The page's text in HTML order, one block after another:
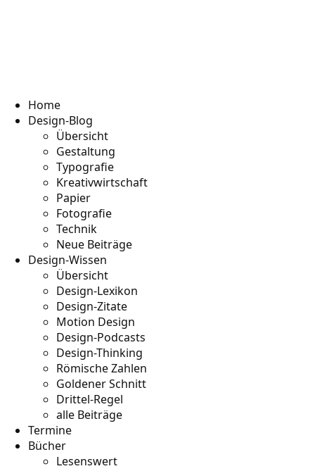
Home
Design-Blog
Übersicht
Gestaltung
Typografie
Kreativwirtschaft
Papier
Fotografie
Technik
Neue Beiträge
Design-Wissen
Übersicht
Design-Lexikon
Design-Zitate
Motion Design
Design-Podcasts
Design-Thinking
Römische Zahlen
Goldener Schnitt
Drittel-Regel
alle Beiträge
Termine
Bücher
Lesenswert